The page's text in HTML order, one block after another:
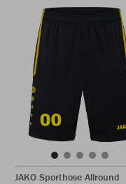
JAKO Sporthose Allround